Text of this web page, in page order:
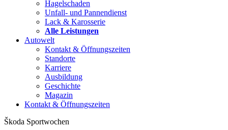
Hagelschaden
Unfall- und Pannendienst
Lack & Karosserie
Alle Leistungen
Autowelt
Kontakt & Öffnungszeiten
Standorte
Karriere
Ausbildung
Geschichte
Magazin
Kontakt & Öffnungszeiten
Škoda Sportwochen